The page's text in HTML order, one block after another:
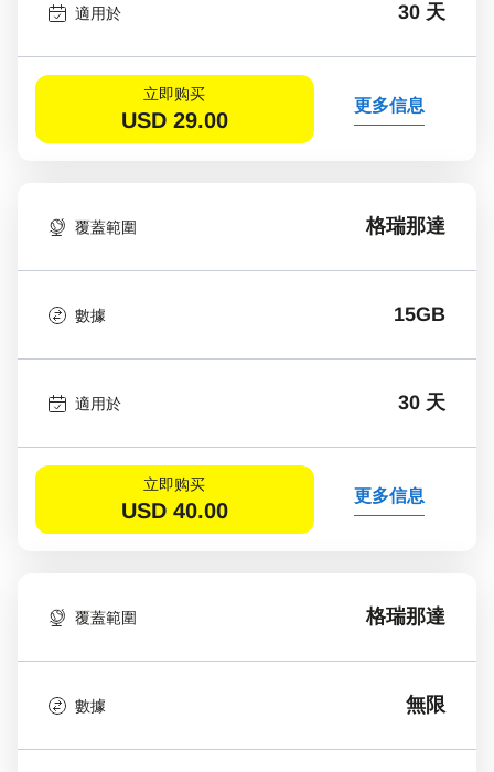
適用於 30 天
立即购买
USD 29.00
更多信息
覆蓋範圍 格瑞那達
數據 15GB
適用於 30 天
立即购买
USD 40.00
更多信息
覆蓋範圍 格瑞那達
數據 無限